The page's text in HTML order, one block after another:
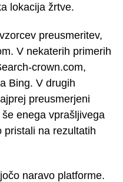
lokacija žrtve.
preusmeritev,
V nekaterih primerih
crown.com,
Bing. V drugih
preusmerjeni
enega vprašljivega
pristali na rezultatih
naravo platforme.